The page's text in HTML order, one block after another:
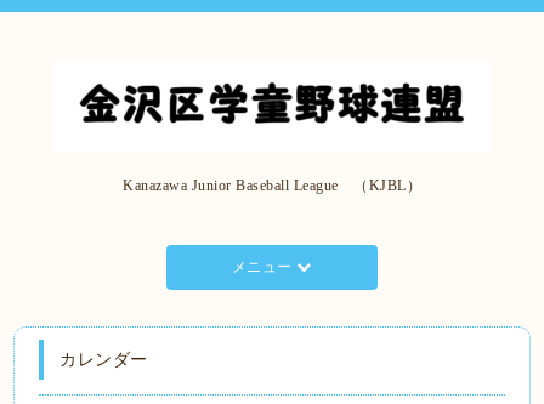
Kanazawa Junior Baseball League （KJBL）
メニュー
カレンダー